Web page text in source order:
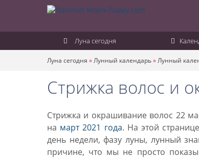
Луна сегодня
Луна сегодня »Лунный календарь»Лунный
Стрижка волос и
Стрижка и окрашивание волос 22
на март 2021 года. На этой
день недели, фазу луны, лунный
причине, что мы не просто